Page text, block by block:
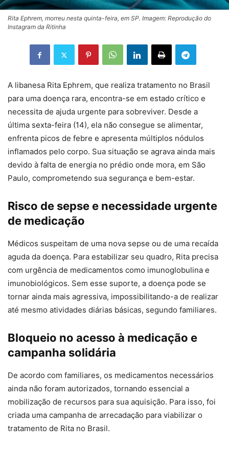
Rita Ephrem, morreu nesta quinta-feira, em SP. Imagem: Reprodução do
Instagram da Ritinha
A libanesa Rita Ephrem, que realiza tratamento no Brasil
para uma doença rara, encontra-se em estado crítico e
necessita de ajuda urgente para sobreviver. Desde a
última sexta-feira (14), ela não consegue se alimentar,
enfrenta picos de febre e apresenta múltiplos nódulos
inflamados pelo corpo. Sua situação se agrava ainda mais
devido à falta de energia no prédio onde mora, em São
Paulo, comprometendo sua segurança e bem-estar.
Risco de sepse e necessidade urgente
de medicação
Médicos suspeitam de uma nova sepse ou de uma recaída
aguda da doença. Para estabilizar seu quadro, Rita precisa
com urgência de medicamentos como imunoglobulina e
imunobiológicos. Sem esse suporte, a doença pode se
tornar ainda mais agressiva, impossibilitando-a de realizar
até mesmo atividades diárias básicas, segundo familiares.
Bloqueio no acesso à medicação e
campanha solidária
De acordo com familiares, os medicamentos necessários
ainda não foram autorizados, tornando essencial a
mobilização de recursos para sua aquisição. Para isso, foi
criada uma campanha de arrecadação para viabilizar o
tratamento de Rita no Brasil.